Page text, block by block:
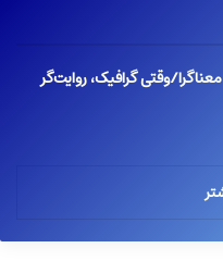
وقتی گرافیک، روایت‌گر